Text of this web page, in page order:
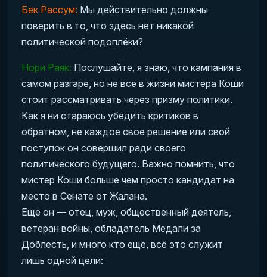
Бек Рассум: Мы действительно должны
поверить в то, что здесь нет никакой
политической подоплёки?
Нори Раяк: Послушайте, я знаю, что кампания в
самом разгаре, но не всё в жизни мистера Коши
стоит рассматривать через призму политики.
Как я ни стараюсь убедить критиков в
обратном, не каждое свое решение или свой
поступок он совершил ради своего
политического будущего. Важно помнить, что
мистер Коши больше чем просто кандидат на
место в Сенате от Жалана.
Еще он — отец, муж, общественный деятель,
ветеран войны, обладатель Медали за
Доблесть, и много кто еще, всё это служит
лишь одной цели: